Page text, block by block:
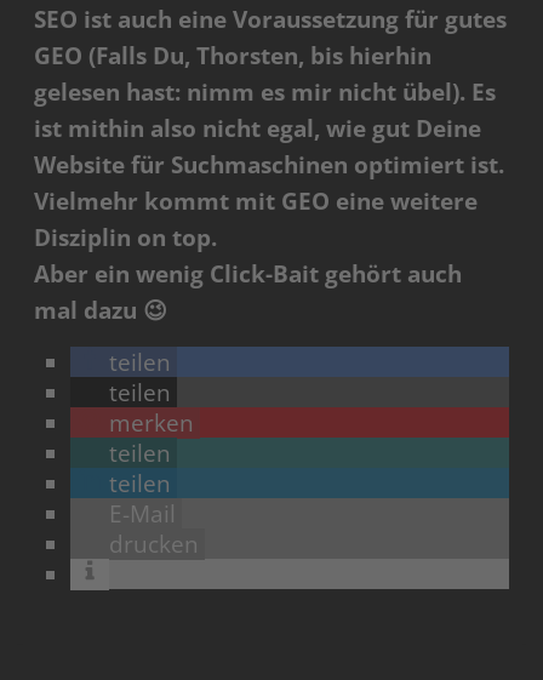
SEO ist auch eine Voraussetzung für gutes
GEO (Falls Du, Thorsten, bis hierhin
gelesen hast: nimm es mir nicht übel). Es
ist mithin also nicht egal, wie gut Deine
Website für Suchmaschinen optimiert ist.
Vielmehr kommt mit GEO eine weitere
Disziplin on top.
Aber ein wenig Click-Bait gehört auch
mal dazu 😉
teilen
teilen
merken
teilen
teilen
E-Mail
drucken